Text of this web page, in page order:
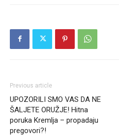
Previous article
UPOZORILI SMO VAS DA NE
ŠALJETE ORUŽJE! Hitna
poruka Kremlja – propadaju
pregovori?!